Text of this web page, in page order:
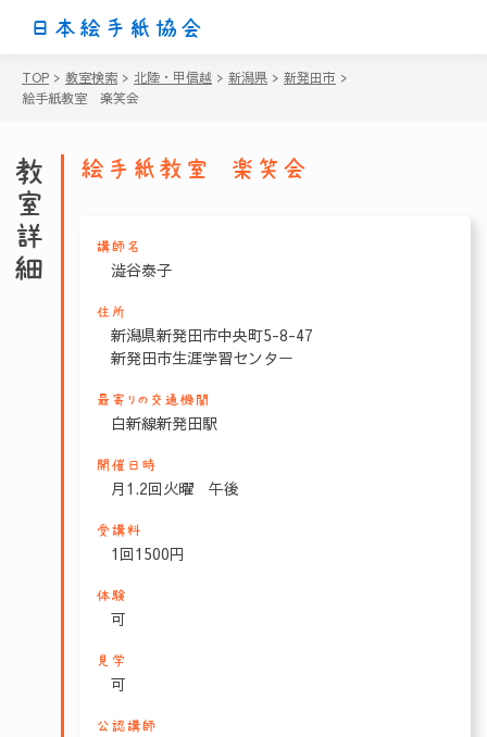
日本絵手紙協会
TOP > 教室検索 > 北陸・甲信越 > 新潟県 > 新発田市 >
絵手紙教室 楽笑会
教室詳細 絵手紙教室 楽笑会
講師名
澁谷泰子
住所
新潟県新発田市中央町5-8-47
新発田市生涯学習センター
最寄りの交通機関
白新線新発田駅
開催日時
月1.2回火曜 午後
受講料
1回1500円
体験
可
見学
可
公認講師